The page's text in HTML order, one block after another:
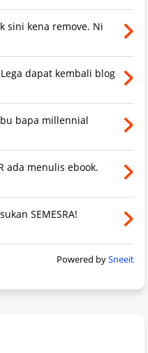
sini kena remove. Ni
dapat kembali blog
bapa millennial
ada menulis ebook.
SEMESRA!
Powered bySneeit